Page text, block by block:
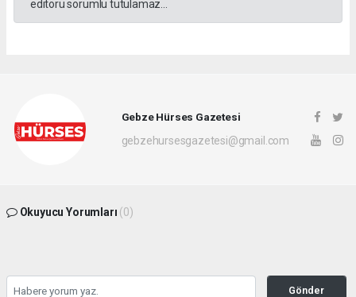
editörü sorumlu tutulamaz...
Gebze Hürses Gazetesi
gebzehursesgazetesi@gmail.com
Okuyucu Yorumları (0)
Gönder